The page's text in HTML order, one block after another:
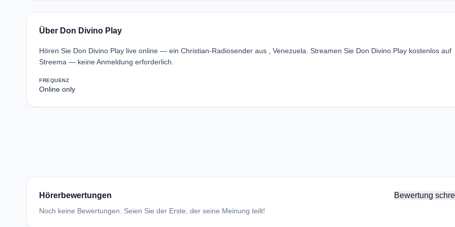
Über Don Divino Play
Hören Sie Don Divino Play live online — ein Christian-Radiosender aus , Venezuela. Streamen Sie Don Divino Play kostenlos auf
Streema — keine Anmeldung erforderlich.
FREQUENZ
Online only
Hörerbewertungen Bewertung
Noch keine Bewertungen. Seien Sie der Erste, der seine Meinung teilt!